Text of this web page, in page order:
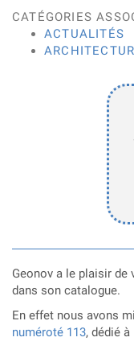
CATÉGORIES
ACTUALITÉS
Geonov a le plaisir de
dans son catalogue.
En effet nous avons
numéroté 113, dédié